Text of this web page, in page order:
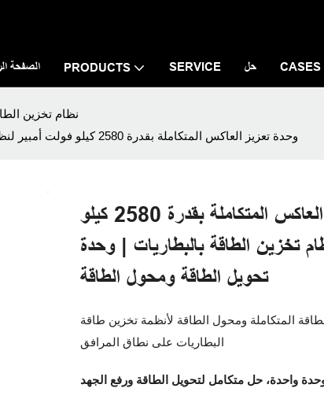
الصفحة PRODUCTS SERVICE حل CASES
نظام تخزين
وحدة تعزيز العاكس المتكاملة بقدرة 2580 كيلو فولت أمبير لنظام تخزين الطاقة بالبطاريات | وحدة تحويل الطاقة ومحول الطاقة
وحدة تعزيز العاكس المتكاملة بقدرة 2580 كيلو
تخزين الطاقة بالبطاريات | وحدة
تحويل الطاقة ومحول الطاقة
المتكاملة ومحول الطاقة لأنظمة تخزين طاقة
البطاريات على نطاق المرافق
واحدة، حل متكامل لتحويل الطاقة ورفع الجهد